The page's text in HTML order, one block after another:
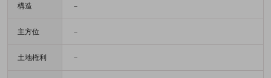
構造 －
主方位 －
土地権利 －